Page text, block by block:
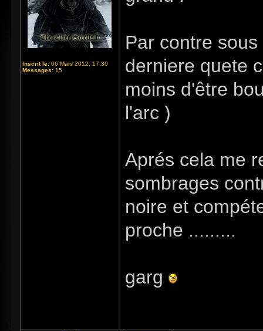
Inscrit le: 06 Mars 2012, 17:30
Messages: 15
Par contre
derniere quete
moins d'être
l'arc )
Aprés cela me
sombrages
noire et
proche .........
garg